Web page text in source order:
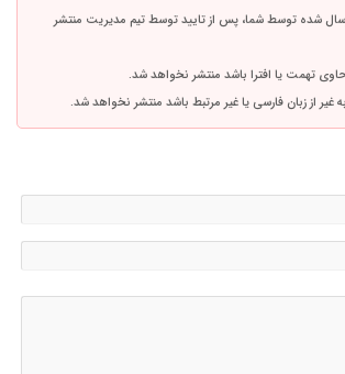
شده توسط شما، پس از تایید توسط تیم مدیریت منتشر
تهمت یا افترا باشد منتشر نخواهد شد.
غیر از زبان فارسی یا غیر مرتبط باشد منتشر نخواهد شد.